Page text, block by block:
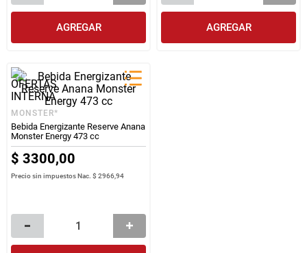
AGREGAR AGREGAR
MONSTER*
Bebida Energizante Reserve Anana
Monster Energy 473 cc
$ 3300,00
Precio sin impuestos Nac.$ 2966,94